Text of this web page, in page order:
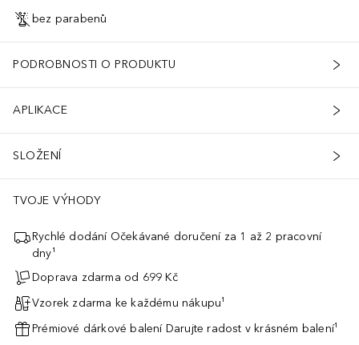
bez parabenů
PODROBNOSTI O PRODUKTU
APLIKACE
SLOŽENÍ
TVOJE VÝHODY
Rychlé dodání Očekávané doručení za 1 až 2 pracovní
dny¹
Doprava zdarma od 699 Kč
Vzorek zdarma ke každému nákupu¹
Prémiové dárkové balení Darujte radost v krásném balení¹